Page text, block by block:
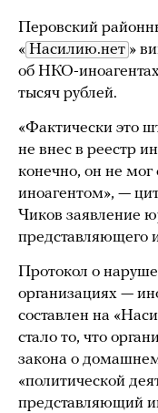
Перовский
« Насилию.нет »
об НКО-
тысяч рублей.
«Фактически это
не внес в реестр
конечно, он не мог
иноагентом», —
Чиков заявление
представляющего
Протокол о
организациях —
составлен на
стало то, что
закона о
«политической
представляющий